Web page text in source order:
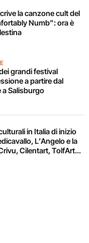
la canzone cult del
Numb”: ora è
grandi festival
a partire dal
Salisburgo
in Italia di inizio
L’Angelo e la
Cilentart, TolfArte,